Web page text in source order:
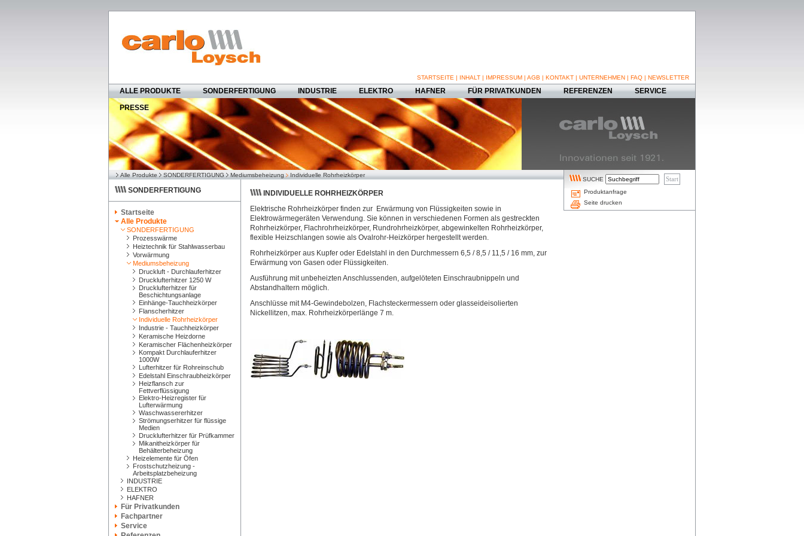
STARTSEITE | INHALT | IMPRESSUM | AGB | KONTAKT | UNTERNEHMEN | FAQ | NEWSLETTER
ALLE PRODUKTE SONDERFERTIGUNG INDUSTRIE ELEKTRO HAFNER FÜR PRIVATKUNDEN REFERENZEN
SERVICE
PRESSE
Alle Produkte SONDERFERTIGUNG Mediumsbeheizung Individuelle Rohrheizkörper
SONDERFERTIGUNG
Startseite
Alle Produkte
SONDERFERTIGUNG
Prozesswärme
Heiztechnik für Stahlwasserbau
Vorwärmung
Mediumsbeheizung
Druckluft - Durchlauferhitzer
Drucklufterhitzer 1250 W
Drucklufterhitzer für
Beschichtungsanlage
Einhänge-Tauchheizkörper
Flanscherhitzer
Individuelle Rohrheizkörper
Industrie - Tauchheizkörper
Keramische Heizdorne
Keramischer Flächenheizkörper
Kompakt Durchlauferhitzer
1000W
Lufterhitzer für Rohreinschub
Edelstahl Einschraubheizkörper
Heizflansch zur
Fettverflüssigung
Elektro-Heizregister für
Lufterwärmung
Waschwassererhitzer
Strömungserhitzer für flüssige
Medien
Drucklufterhitzer für Prüfkammer
Mikanitheizkörper für
Behälterbeheizung
Heizelemente für Öfen
Frostschutzheizung -
Arbeitsplatzbeheizung
INDUSTRIE
ELEKTRO
HAFNER
Für Privatkunden
Fachpartner
Service
INDIVIDUELLE ROHRHEIZKÖRPER
Elektrische Rohrheizkörper finden zur Erwärmung von Flüssigkeiten sowie in
Elektrowärmegeräten Verwendung. Sie können in verschiedenen Formen als gestreckten
Rohrheizkörper, Flachrohrheizkörper, Rundrohrheizkörper, abgewinkelten Rohrheizkörper,
flexible Heizschlangen sowie als Ovalrohr-Heizkörper hergestellt werden.
Rohrheizkörper aus Kupfer oder Edelstahl in den Durchmessern 6,5 / 8,5 / 11,5 / 16 mm, zur
Erwärmung von Gasen oder Flüssigkeiten.
Ausführung mit unbeheizten Anschlussenden, aufgelöteten Einschraubnippeln und
Abstandhaltern möglich.
Anschlüsse mit M4-Gewindebolzen, Flachsteckermessern oder glasseideisolierten
Nickellitzen, max. Rohrheizkörperlänge 7 m.
SUCHE
Produktanfrage
Seite drucken